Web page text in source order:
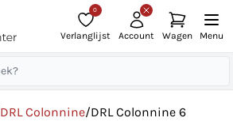
0
Verlanglijst Account Wagen Menu
DRL Colonnine/DRL Colonnine 6